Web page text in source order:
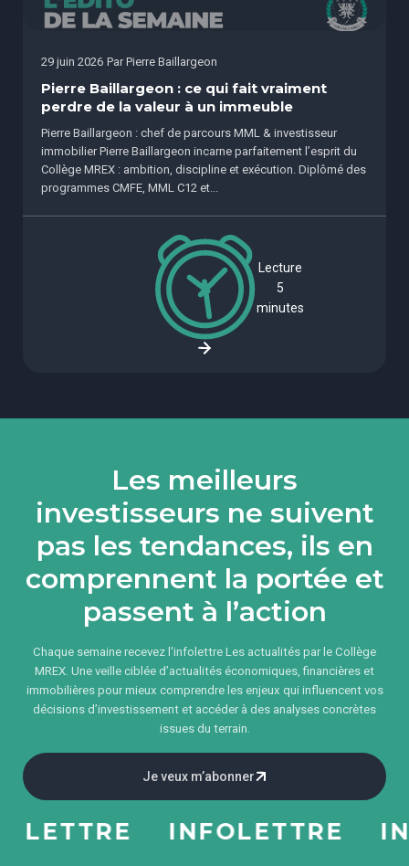
29 juin 2026 Par Pierre Baillargeon
Pierre Baillargeon : ce qui fait vraiment
perdre de la valeur à un immeuble
Pierre Baillargeon : chef de parcours MML & investisseur
immobilier Pierre Baillargeon incarne parfaitement l’esprit du
Collège MREX : ambition, discipline et exécution. Diplômé des
programmes CMFE, MML C12 et...
Lecture
5
minutes
Les meilleurs
investisseurs ne suivent
pas les tendances, ils en
comprennent la portée et
passent à l’action
Chaque semaine recevez l'infolettre Les actualités par le Collège
MREX. Une veille ciblée d’actualités économiques, financières et
immobilières pour mieux comprendre les enjeux qui influencent vos
décisions d’investissement et accéder à des analyses concrètes
issues du terrain.
Je veux m’abonner
INFOLETTRE